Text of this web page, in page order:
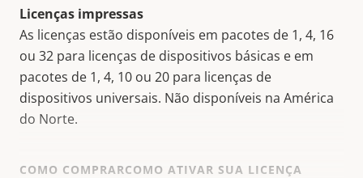
Licenças impressas
As licenças estão disponíveis em pacotes de 1, 4, 16
ou 32 para licenças de dispositivos básicas e em
pacotes de 1, 4, 10 ou 20 para licenças de
dispositivos universais. Não disponíveis na América
do Norte.
COMO COMPRARCOMO ATIVAR SUA LICENÇA